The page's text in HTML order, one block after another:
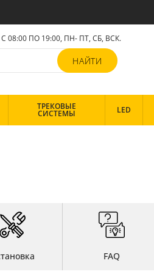
С 08:00 ПО 19:00, ПН- ПТ, СБ, ВСК.
ТРЕКОВЫЕ
СИСТЕМЫ LED
FAQ